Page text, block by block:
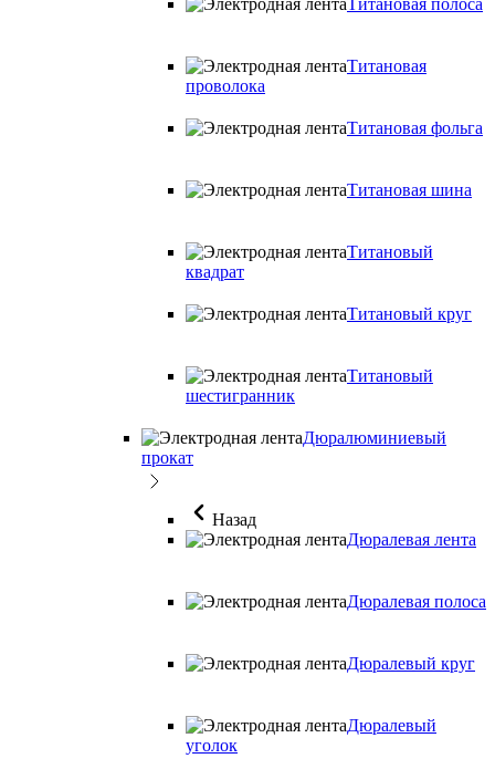
Титановая полоса
Титановая
проволока
Титановая фольга
Титановая шина
Титановый
квадрат
Титановый круг
Титановый
шестигранник
Дюралюминиевый
прокат
Назад
Дюралевая лента
Дюралевая полоса
Дюралевый круг
Дюралевый
уголок